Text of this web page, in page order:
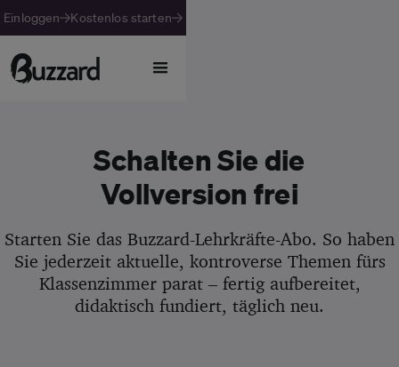
Einloggen Kostenlos starten
Schalten Sie die
Vollversion frei
Starten Sie das Buzzard-Lehrkräfte-Abo. So haben
Sie jederzeit aktuelle, kontroverse Themen fürs
Klassenzimmer parat – fertig aufbereitet,
didaktisch fundiert, täglich neu.